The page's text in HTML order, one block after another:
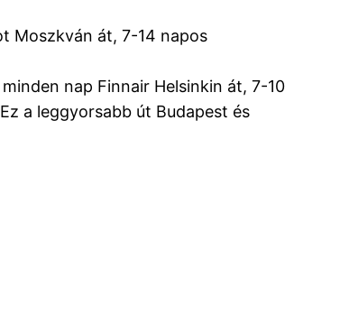
Moszkván át, 7-14 napos
nap Finnair Helsinkin át, 7-10
a leggyorsabb út Budapest és